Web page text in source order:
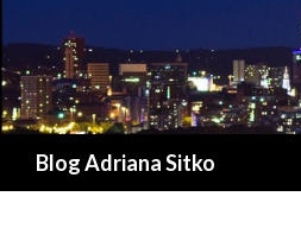
Blog Adriana Sitko